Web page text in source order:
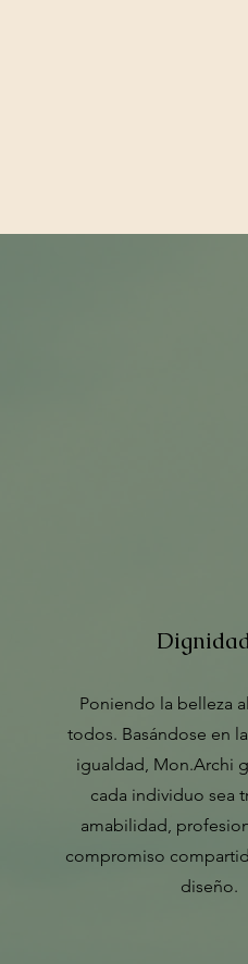
Poniendo la belleza
todos. Basándose en
igualdad, Mon.Archi
cada individuo sea
amabilidad,
compromiso
diseño.